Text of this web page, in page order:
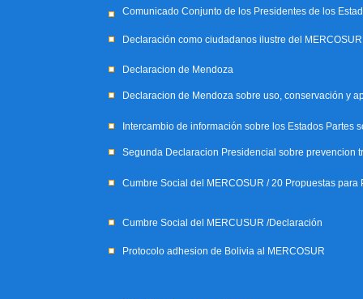
Comunicado Conjunto de los Presidentes de los
Declaración como ciudadanos ilustre del
Declaracion de Mendoza
Declaracion de Mendoza sobre uso, conservación y
Intercambio de información sobre los Estados
Segunda Declaracion Presidencial sobre prevencion
Cumbre Social del MERCOSUR / 20 Propuestas
Cumbre Social del MERCUSUR /Declaración
Protocolo adhesion de Bolivia al MERCOSUR